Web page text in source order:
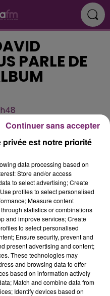
PARLE DE
est notre priorité
data processing based on
Store and/or access
to select advertising; Create
profiles to select personalised
Measure content
statistics or combinations
and improve services; Create
to select personalised
Ensure security, prevent and
present advertising and content;
These technologies may
and browsing data to offer
based on information actively
Match and combine data from
Identify devices based on
Continuer sans accepter